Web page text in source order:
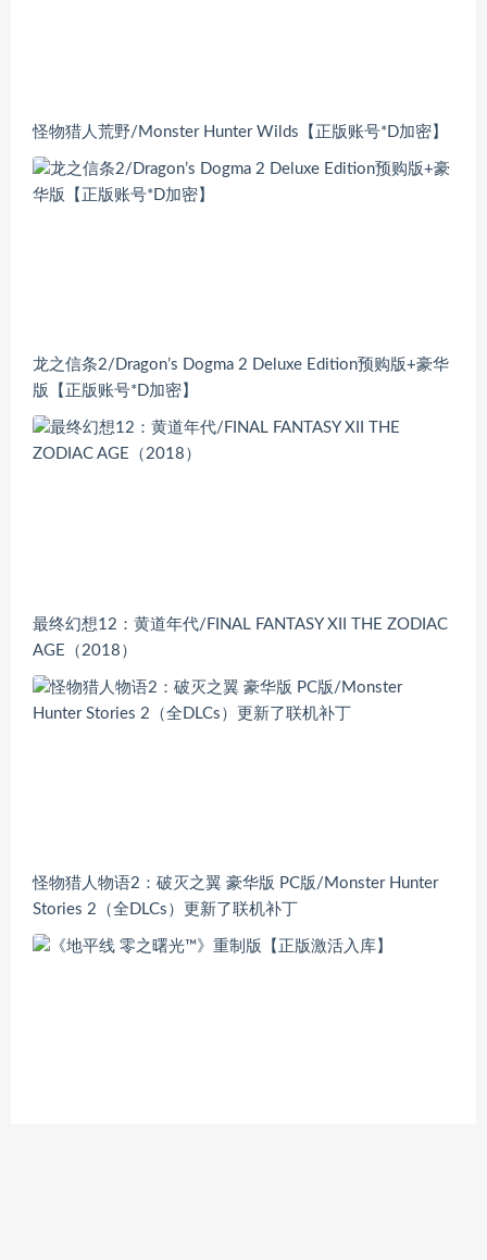
怪物猎人荒野/Monster Hunter Wilds【正版账号*D加密】
龙之信条2/Dragon’s Dogma 2 Deluxe Edition预购版+豪华
版【正版账号*D加密】
最终幻想12：黄道年代/FINAL FANTASY XII THE ZODIAC
AGE（2018）
怪物猎人物语2：破灭之翼 豪华版 PC版/Monster Hunter
Stories 2（全DLCs）更新了联机补丁